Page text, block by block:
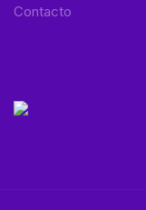
Contacto